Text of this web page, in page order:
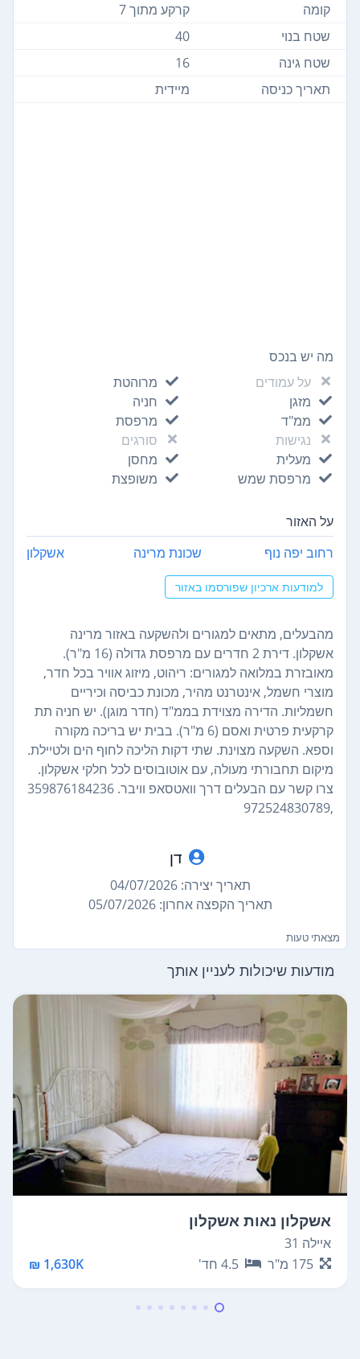
קומה
קרקע מתוך 7
שטח בנוי
40
שטח גינה
16
תאריך כניסה
מיידית
מה יש בנכס
על עמודים
מרוהטת
מזגן
חניה
ממ"ד
מרפסת
נגישות
סורגים
מעלית
מחסן
מרפסת שמש
משופצת
על האזור
רחוב יפה נוף שכונת מרינה אשקלון
למודעות ארכיון שפורסמו באזור
מהבעלים, מתאים למגורים ולהשקעה באזור מרינה
אשקלון. דירת 2 חדרים עם מרפסת גדולה (16 מ"ר).
מאובזרת במלואה למגורים: ריהוט, מיזוג אוויר בכל חדר,
מוצרי חשמל, אינטרנט מהיר, מכונת כביסה וכיריים
חשמליות. הדירה מצוידת בממ"ד (חדר מוגן). יש חניה תת
קרקעית פרטית ואסם (6 מ"ר). בבית יש בריכה מקורה
וספא. השקעה מצוינת. שתי דקות הליכה לחוף הים ולטיילת.
מיקום תחבורתי מעולה, עם אוטובוסים לכל חלקי אשקלון.
צרו קשר עם הבעלים דרך וואטסאפ וויבר. 359876184236
,972524830789
דן
תאריך יצירה: 04/07/2026
תאריך הקפצה אחרון: 05/07/2026
מצאתי טעות
מודעות שיכולות לעניין אותך
אשקלון נאות אשקלון
איילה 31
175 מ"ר 4.5 חד' 1,630K ₪